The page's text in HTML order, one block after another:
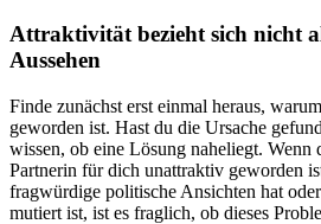
Attraktivität bezieht sich nicht
Aussehen
Finde zunächst erst einmal heraus,
geworden ist. Hast du die Ursache
wissen, ob eine Lösung naheliegt. Wenn
Partnerin für dich unattraktiv geworden
fragwürdige politische Ansichten hat
mutiert ist, ist es fraglich, ob dieses